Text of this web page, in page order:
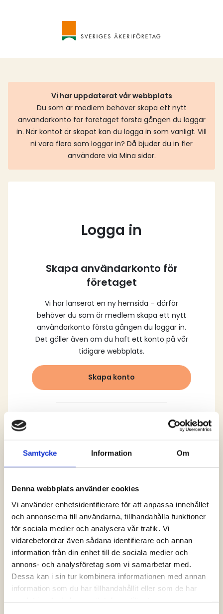
Samtycke Information Om
Denna webbplats använder cookies
Vi använder enhetsidentifierare för att anpassa innehållet
och annonserna till användarna, tillhandahålla funktioner
för sociala medier och analysera vår trafik. Vi
vidarebefordrar även sådana identifierare och annan
information från din enhet till de sociala medier och
annons- och analysföretag som vi samarbetar med.
Dessa kan i sin tur kombinera informationen med annan
information som du har tillhandahållit eller som de har
Vi har uppdaterat vår webbplats
Du som är medlem behöver skapa ett nytt
användarkonto för företaget första gången du loggar
in. När kontot är skapat kan du logga in som vanligt. Vill
ni vara flera som loggar in? Då bjuder du in fler
användare via Mina sidor.
Logga in
Skapa användarkonto för
företaget
Vi har lanserat en ny hemsida – därför
behöver du som är medlem skapa ett nytt
användarkonto första gången du loggar in.
Det gäller även om du haft ett konto på vår
tidigare webbplats.
Skapa konto
Logga in och ta del av allt som vår hemsida
har att erbjuda. Saknar du dina uppgifter?
lösenord” alternativt kontakta oss så hjälper
vi dig!
Logga in